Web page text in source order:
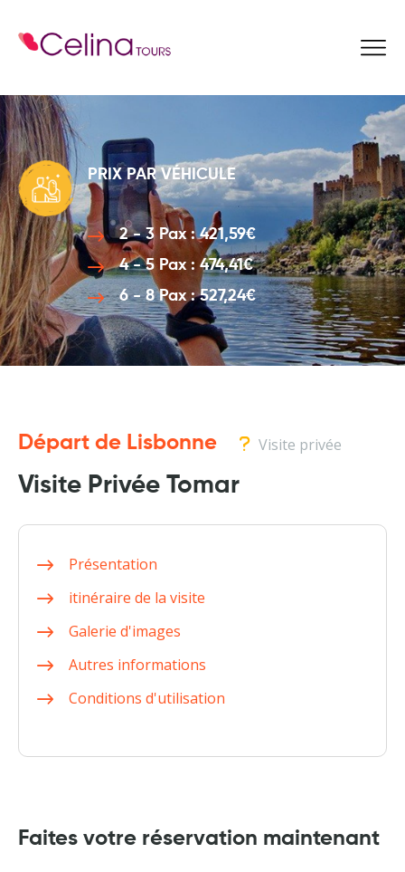
PRIX PAR VÉHICULE
2 - 3 Pax : 421,59€
4 - 5 Pax : 474,41€
6 - 8 Pax : 527,24€
Départ de Lisbonne Visite privée
Visite Privée Tomar
Présentation
itinéraire de la visite
Galerie d'images
Autres informations
Conditions d'utilisation
Faites votre réservation maintenant